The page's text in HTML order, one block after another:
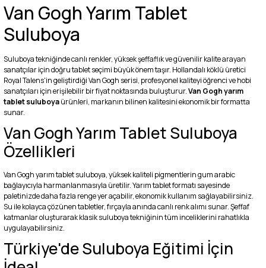
Van Gogh Yarım Tablet
Suluboya
Suluboya tekniğinde canlı renkler, yüksek şeffaflık ve güvenilir kalite arayan
sanatçılar için doğru tablet seçimi büyük önem taşır. Hollandalı köklü üretici
Royal Talens'in geliştirdiği Van Gogh serisi, profesyonel kaliteyi öğrenci ve hobi
sanatçıları için erişilebilir bir fiyat noktasında buluşturur.Van Gogh yarım
tablet suluboyaürünleri, markanın bilinen kalitesini ekonomik bir formatta
sunar.
Van Gogh Yarım Tablet Suluboya
Özellikleri
Van Gogh yarım tablet suluboya, yüksek kaliteli pigmentlerin gum arabic
bağlayıcıyla harmanlanmasıyla üretilir. Yarım tablet formatı sayesinde
paletinizde daha fazla renge yer açabilir, ekonomik kullanım sağlayabilirsiniz.
Su ile kolayca çözünen tabletler, fırçayla anında canlı renk alımı sunar. Şeffaf
katmanlar oluşturarak klasik suluboya tekniğinin tüm inceliklerini rahatlıkla
uygulayabilirsiniz.
Türkiye'de Suluboya Eğitimi İçin